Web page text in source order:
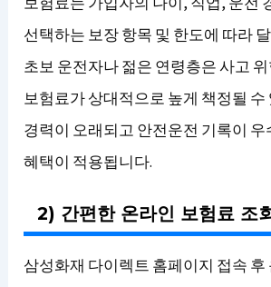
선택하는 보장 항목 및 한도에 따라
초보 운전자나 젊은 연령층은 사고
보험료가 상대적으로 높게 책정될 수
경력이 오래되고 안전운전 기록이 우
혜택이 적용됩니다.
2) 간편한 온라인 보험료 조
삼성화재 다이렉트 홈페이지 접속 후